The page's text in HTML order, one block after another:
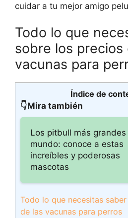
cuidar a tu mejor amigo
Todo lo que
sobre los precios
vacunas para
Índice de
👇Mira también
Los pitbull más grandes
mundo: conoce a estas
increíbles y poderosas
mascotas
Todo lo que necesitas
de las vacunas para perros